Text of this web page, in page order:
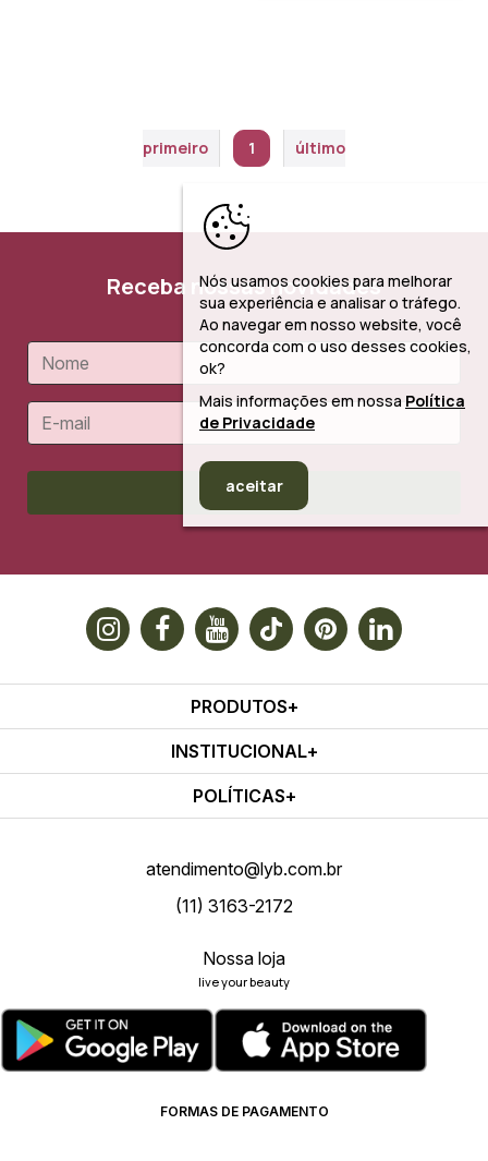
primeiro 1 último
Receba nossas novidades
Cadastrar
PRODUTOS
INSTITUCIONAL
POLÍTICAS
atendimento@lyb.com.br
(11) 3163-2172
Nossa loja
live your beauty
FORMAS DE PAGAMENTO
Nós usamos cookies para melhorar
sua experiência e analisar o tráfego.
Ao navegar em nosso website, você
concorda com o uso desses cookies,
ok?
Mais informações em nossa Política
de Privacidade
aceitar